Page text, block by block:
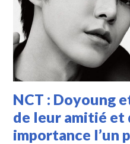
NCT : Doyoung
de leur amitié et
importance l’un